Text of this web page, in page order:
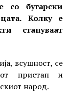
со бугарски
Колку е
стануваат
всушност, се
пристап и
народ.